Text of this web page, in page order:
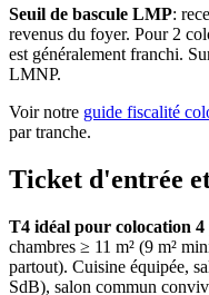
Seuil de bascule LMP:
revenus du foyer. Pour 2
est généralement franchi.
LMNP.
Voir notre guide fiscalité
par tranche.
Ticket d'entrée
T4 idéal pour colocation 4
chambres ≥ 11 m² (9 m²
partout). Cuisine équipée,
SdB), salon commun